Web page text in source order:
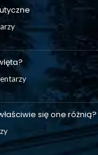
się one różnią?